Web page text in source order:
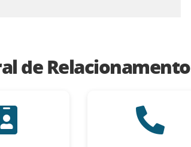
de Relacionamento